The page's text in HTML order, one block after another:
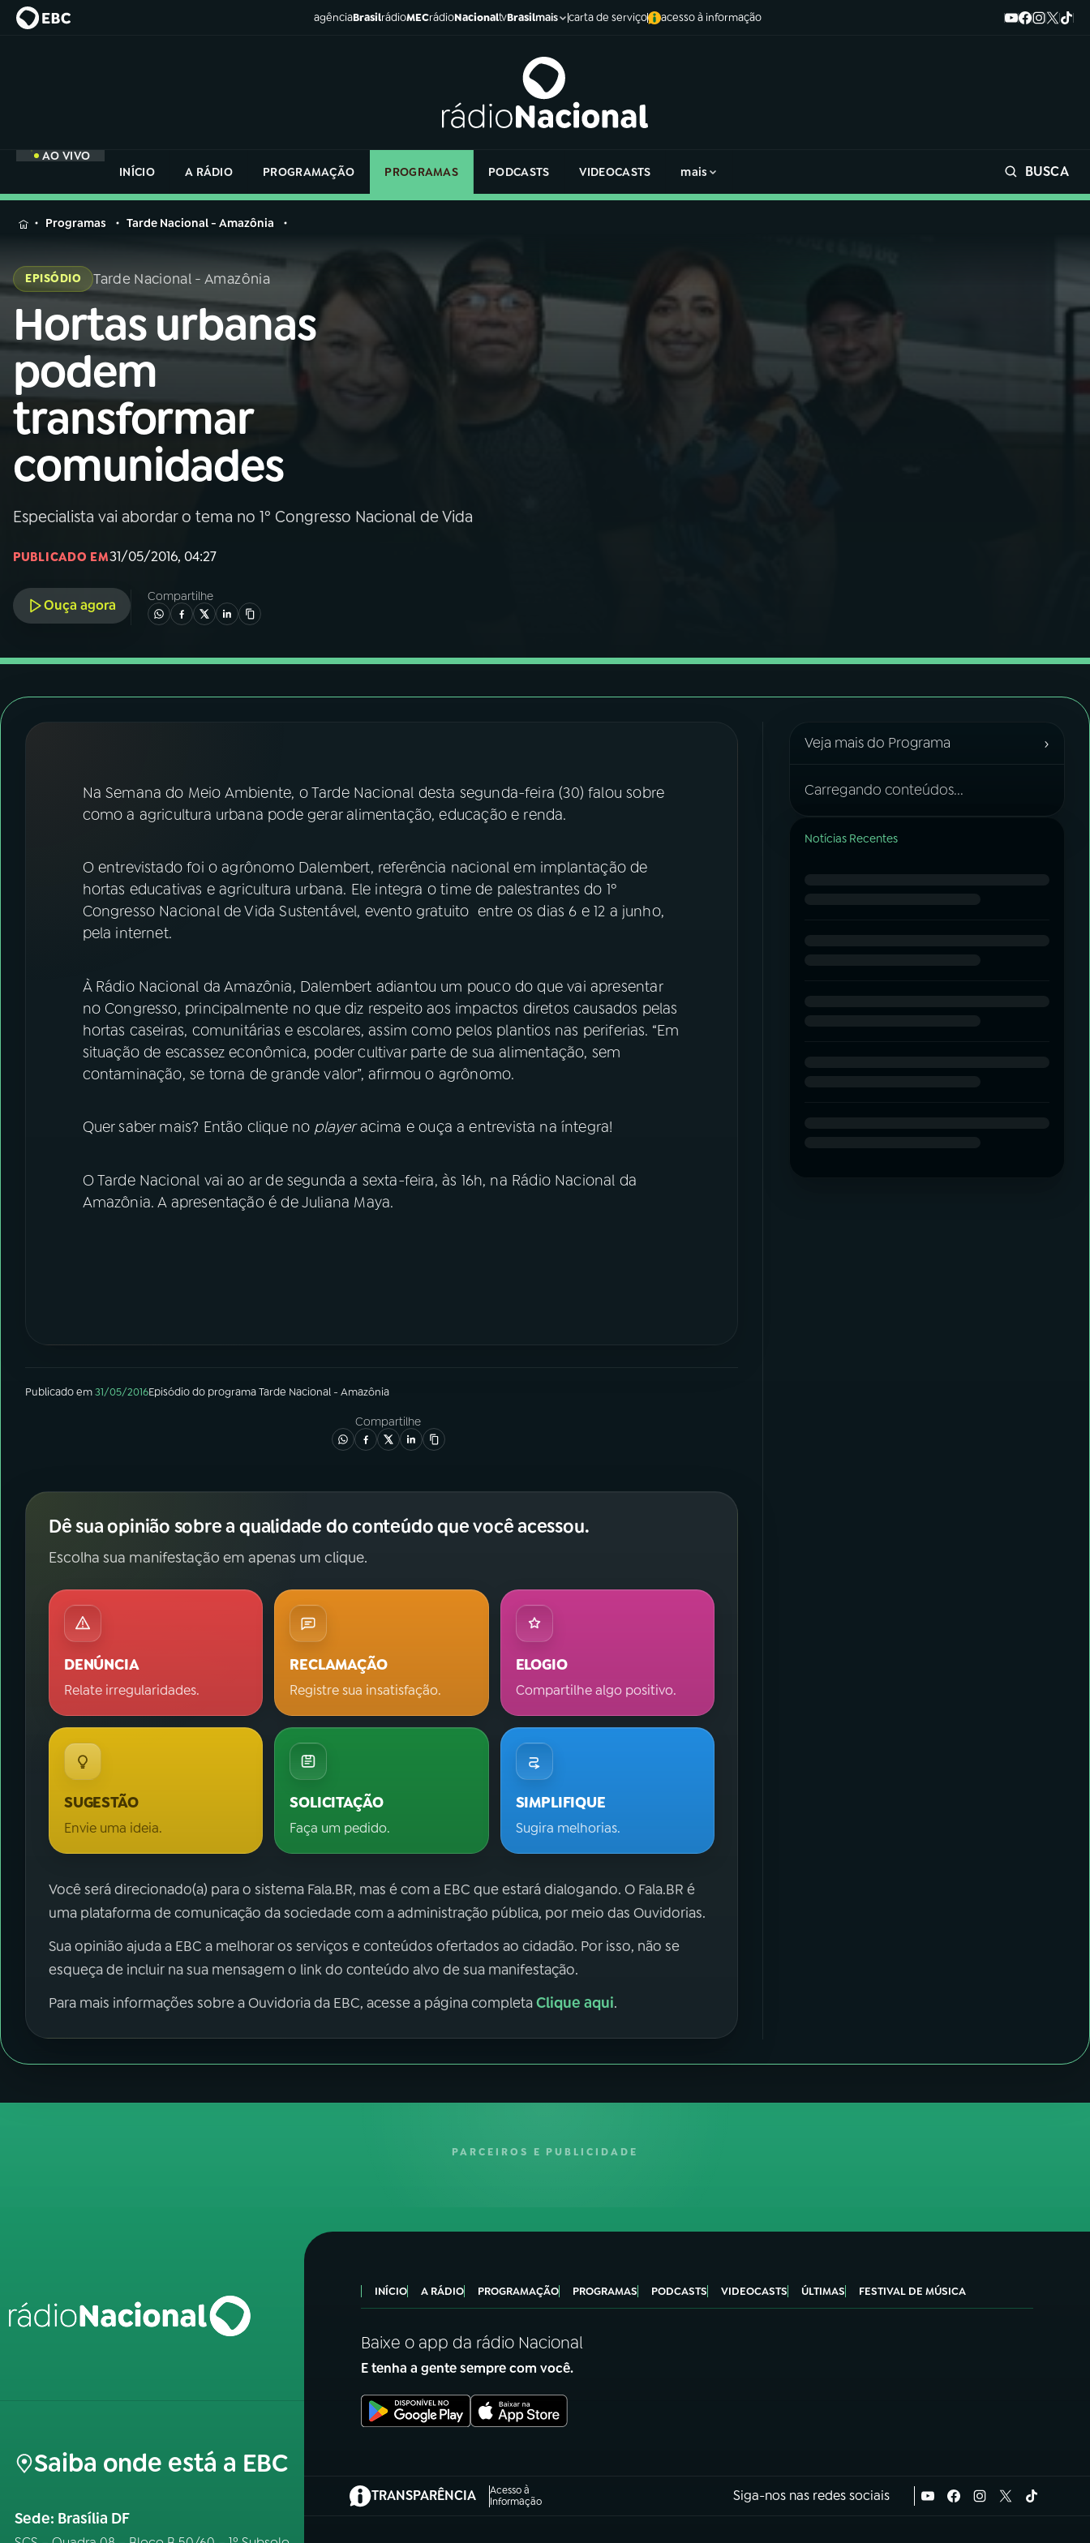
agênciaBrasilrádioMECrádioNacionaltvBrasilmais carta de serviço acesso à informação
AO VIVO
INÍCIO
A RÁDIO PROGRAMAÇÃO PROGRAMAS PODCASTS VIDEOCASTS mais BUSCA
MENU
Buscar
na
Rádio
Nacional
01INÍCIO
02 A RÁDIO
03PROGRAMAÇÃO
05PODCASTS
FESTIVAL DE MÚSICA
YouTube Facebook
Instagram X
na
Rádio
Nacional
Programas Tarde Nacional - Amazônia
EPISÓDIO Tarde Nacional - Amazônia
Hortas urbanas
podem
transformar
comunidades
Especialista vai abordar o tema no 1º Congresso Nacional de Vida
PUBLICADO EM31/05/2016, 04:27
Ouça agora
Compartilhe
Na Semana do Meio Ambiente, o Tarde Nacional desta segunda-feira (30) falou sobre
como a agricultura urbana pode gerar alimentação, educação e renda.
O entrevistado foi o agrônomo Dalembert, referência nacional em implantação de
hortas educativas e agricultura urbana. Ele integra o time de palestrantes do 1º
Congresso Nacional de Vida Sustentável, evento gratuito entre os dias 6 e 12 a junho,
pela internet.
À Rádio Nacional da Amazônia, Dalembert adiantou um pouco do que vai apresentar
no Congresso, principalmente no que diz respeito aos impactos diretos causados pelas
hortas caseiras, comunitárias e escolares, assim como pelos plantios nas periferias. “Em
situação de escassez econômica, poder cultivar parte de sua alimentação, sem
contaminação, se torna de grande valor”, afirmou o agrônomo.
Quer saber mais? Então clique no playeracima e ouça a entrevista na íntegra!
O Tarde Nacional vai ao ar de segunda a sexta-feira, às 16h, na Rádio Nacional da
Amazônia. A apresentação é de Juliana Maya.
Publicado em31/05/2016Episódiodo programaTarde Nacional - Amazônia
Compartilhe
Dê sua opinião sobre a qualidade do conteúdo que você acessou.
Escolha sua manifestação em apenas um clique.
DENÚNCIA
Relate irregularidades.
RECLAMAÇÃO
Registre sua insatisfação.
ELOGIO
Compartilhe algo positivo.
SUGESTÃO
Envie uma ideia.
SOLICITAÇÃO
Faça um pedido.
SIMPLIFIQUE
Sugira melhorias.
Você será direcionado(a) para o sistema Fala.BR, mas é com a EBC que estará dialogando. O Fala.BR é
uma plataforma de comunicação da sociedade com a administração pública, por meio das Ouvidorias.
Sua opinião ajuda a EBC a melhorar os serviços e conteúdos ofertados ao cidadão. Por isso, não se
esqueça de incluir na sua mensagem o link do conteúdo alvo de sua manifestação.
Para mais informações sobre a Ouvidoria da EBC, acesse a página completaClique aqui.
Veja mais do Programa ›
Carregando conteúdos...
Notícias Recentes
PARCEIROS E PUBLICIDADE
Saiba onde está a EBC
Sede: Brasília DF
INÍCIO A RÁDIO PROGRAMAÇÃO PROGRAMAS PODCASTS VIDEOCASTS ÚLTIMAS FESTIVAL DE MÚSICA
Baixe o app da rádio Nacional
E tenha a gente sempre com você.
TRANSPARÊNCIA
Acesso à
Informação
(abre em nova aba) Siga-nos nas redes sociais